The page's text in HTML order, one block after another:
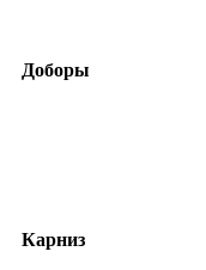
Доборы
Карниз